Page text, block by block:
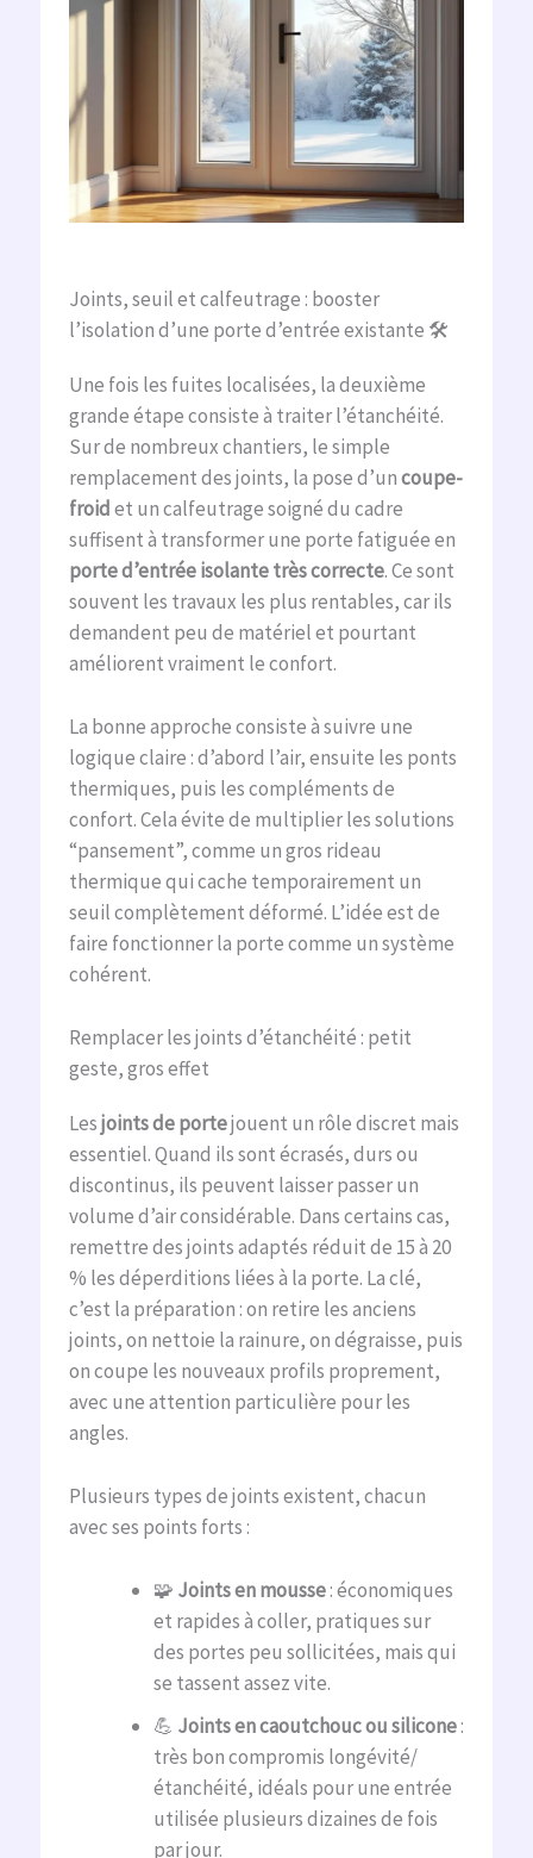
Joints, seuil et calfeutrage : booster
l’isolation d’une porte d’entrée existante 🛠️
Une fois les fuites localisées, la deuxième
grande étape consiste à traiter l’étanchéité.
Sur de nombreux chantiers, le simple
remplacement des joints, la pose d’uncoupe-
froidet un calfeutrage soigné du cadre
suffisent à transformer une porte fatiguée en
porte d’entrée isolante très correcte. Ce sont
souvent les travaux les plus rentables, car ils
demandent peu de matériel et pourtant
améliorent vraiment le confort.
La bonne approche consiste à suivre une
logique claire : d’abord l’air, ensuite les ponts
thermiques, puis les compléments de
confort. Cela évite de multiplier les solutions
“pansement”, comme un gros rideau
thermique qui cache temporairement un
seuil complètement déformé. L’idée est de
faire fonctionner la porte comme un système
cohérent.
Remplacer les joints d’étanchéité : petit
geste, gros effet
Lesjoints de portejouent un rôle discret mais
essentiel. Quand ils sont écrasés, durs ou
discontinus, ils peuvent laisser passer un
volume d’air considérable. Dans certains cas,
remettre des joints adaptés réduit de 15 à 20
% les déperditions liées à la porte. La clé,
c’est la préparation : on retire les anciens
joints, on nettoie la rainure, on dégraisse, puis
on coupe les nouveaux profils proprement,
avec une attention particulière pour les
angles.
Plusieurs types de joints existent, chacun
avec ses points forts :
🧩 Joints en mousse: économiques
et rapides à coller, pratiques sur
des portes peu sollicitées, mais qui
se tassent assez vite.
💪 Joints en caoutchouc ou silicone:
très bon compromis longévité/
étanchéité, idéals pour une entrée
utilisée plusieurs dizaines de fois
par jour.